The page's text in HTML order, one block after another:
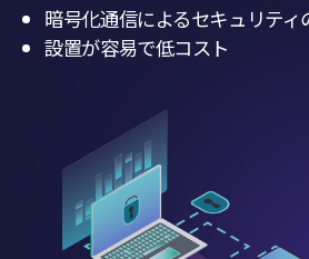
暗号化通信によるセキュリティ
設置が容易で低コスト